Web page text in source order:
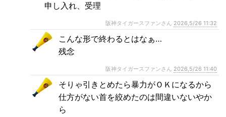
申し入れ、受理
阪神タイガースファンさん 2026,5/26 11:32
こんな形で終わるとはなぁ…
残念
阪神タイガースファンさん 2026,5/26 11:40
そりゃ引きとめたら暴力がＯＫになるから
仕方がない首を絞めたのは間違いないやか
ら